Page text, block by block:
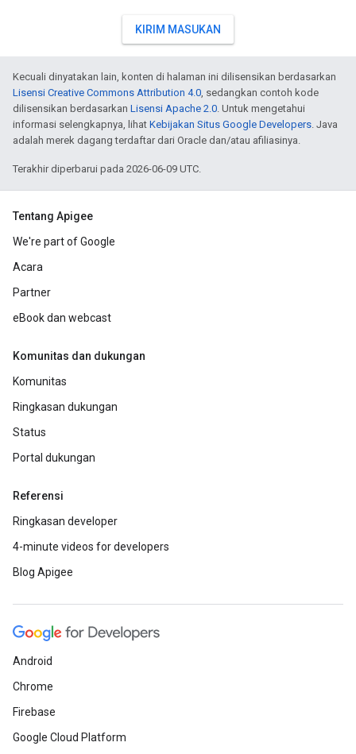
KIRIM MASUKAN
Kecuali dinyatakan lain, konten di halaman ini dilisensikan berdasarkan
Lisensi Creative Commons Attribution 4.0, sedangkan contoh kode
dilisensikan berdasarkan Lisensi Apache 2.0. Untuk mengetahui
informasi selengkapnya, lihat Kebijakan Situs Google Developers. Java
adalah merek dagang terdaftar dari Oracle dan/atau afiliasinya.
Terakhir diperbarui pada 2026-06-09 UTC.
Tentang Apigee
We're part of Google
Acara
Partner
eBook dan webcast
Komunitas dan dukungan
Komunitas
Ringkasan dukungan
Status
Portal dukungan
Referensi
Ringkasan developer
4-minute videos for developers
Blog Apigee
Android
Chrome
Firebase
Google Cloud Platform